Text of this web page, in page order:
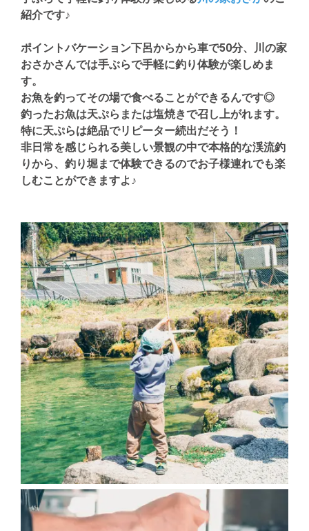
紹介です♪
ポイントバケーション下呂からから車で50分、川の家
おさかさんでは手ぶらで手軽に釣り体験が楽しめま
す。
お魚を釣ってその場で食べることができるんです◎
釣ったお魚は天ぷらまたは塩焼きで召し上がれます。
特に天ぷらは絶品でリピーター続出だそう！
非日常を感じられる美しい景観の中で本格的な渓流釣
りから、釣り堀まで体験できるのでお子様連れでも楽
しむことができますよ♪